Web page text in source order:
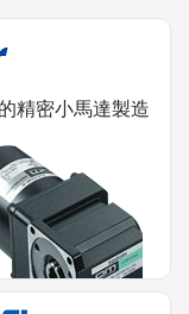
精密小馬達製造